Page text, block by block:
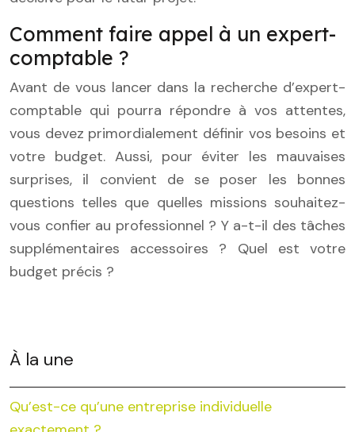
Comment faire appel à un expert-
comptable ?
Avant de vous lancer dans la recherche d’expert-
comptable qui pourra répondre à vos attentes,
vous devez primordialement définir vos besoins et
votre budget. Aussi, pour éviter les mauvaises
surprises, il convient de se poser les bonnes
questions telles que quelles missions souhaitez-
vous confier au professionnel ? Y a-t-il des tâches
supplémentaires accessoires ? Quel est votre
budget précis ?
À la une
Qu’est-ce qu’une entreprise individuelle